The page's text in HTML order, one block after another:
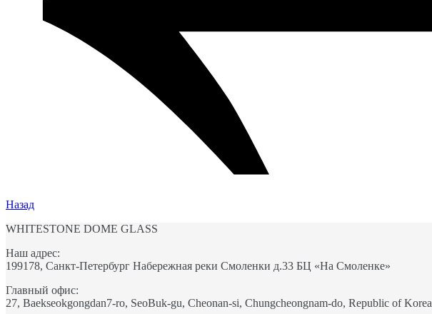
Назад
WHITESTONE DOME GLASS
Наш адрес:
199178, Санкт-Петербург Набережная реки Смоленки д.33 БЦ «На Смоленке»
Главный офис:
27, Baekseokgongdan7-ro, SeoBuk-gu, Cheonan-si, Chungcheongnam-do, Republic of Korea